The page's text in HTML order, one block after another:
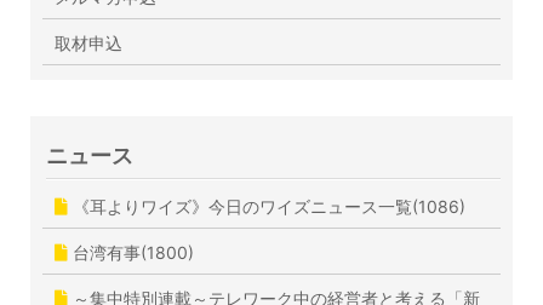
取材申込
ニュース
《耳よりワイズ》今日のワイズニュース一覧(1086)
台湾有事(1800)
～集中特別連載～テレワーク中の経営者と考える「新